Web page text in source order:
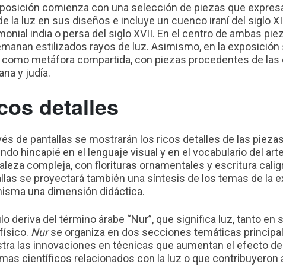
comienza con una selección de piezas que
la luz en sus diseños e incluye un cuenco iraní del siglo
india o persa del siglo XVII. En el centro de ambas
estilizados rayos de luz. Asimismo, en la exposición
como metáfora compartida, con piezas procedentes de
y judía.
detalles
de pantallas se mostrarán los ricos detalles de las
hincapié en el lenguaje visual y en el vocabulario del
compleja, con florituras ornamentales y escritura
se proyectará también una síntesis de los temas de la
una dimensión didáctica.
deriva del término árabe “Nur”, que significa luz, tanto
Nurse organiza en dos secciones temáticas
las innovaciones en técnicas que aumentan el efecto
científicos relacionados con la luz o que contribuyeron